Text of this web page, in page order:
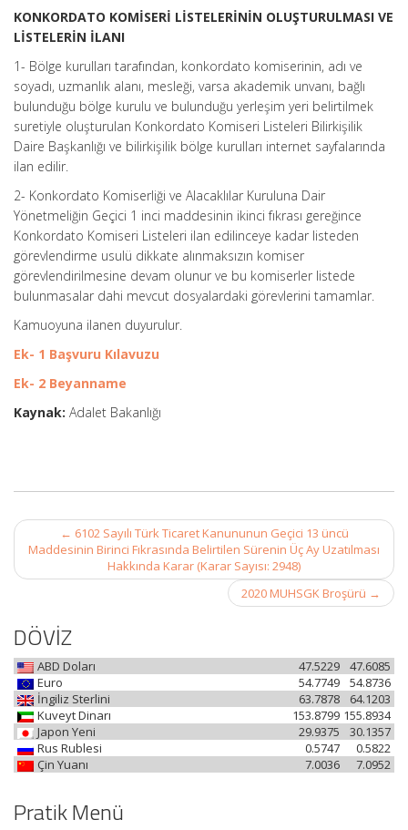
KONKORDATO KOMİSERİ LİSTELERİNİN OLUŞTURULMASI VE
LİSTELERİN İLANI
1- Bölge kurulları tarafından, konkordato komiserinin, adı ve
soyadı, uzmanlık alanı, mesleği, varsa akademik unvanı, bağlı
bulunduğu bölge kurulu ve bulunduğu yerleşim yeri belirtilmek
suretiyle oluşturulan Konkordato Komiseri Listeleri Bilirkişilik
Daire Başkanlığı ve bilirkişilik bölge kurulları internet sayfalarında
ilan edilir.
2- Konkordato Komiserliği ve Alacaklılar Kuruluna Dair
Yönetmeliğin Geçici 1 inci maddesinin ikinci fıkrası gereğince
Konkordato Komiseri Listeleri ilan edilinceye kadar listeden
görevlendirme usulü dikkate alınmaksızın komiser
görevlendirilmesine devam olunur ve bu komiserler listede
bulunmasalar dahi mevcut dosyalardaki görevlerini tamamlar.
Kamuoyuna ilanen duyurulur.
Ek- 1 Başvuru Kılavuzu
Ek- 2 Beyanname
Kaynak: Adalet Bakanlığı
Post
navigation
← 6102 Sayılı Türk Ticaret Kanununun Geçici 13 üncü
Maddesinin Birinci Fıkrasında Belirtilen Sürenin Üç Ay Uzatılması
Hakkında Karar (Karar Sayısı: 2948)
2020 MUHSGK Broşürü →
DÖVİZ
ABD Doları 47.6085
47.5229
Euro
54.8736
54.7749
İngiliz Sterlini
64.1203
63.7878
Kuveyt Dinarı
155.8934
153.8799
Japon Yeni
30.1357
29.9375
Rus Rublesi
0.5822
0.5747
Çin Yuanı
7.0952
7.0036
Pratik Menü